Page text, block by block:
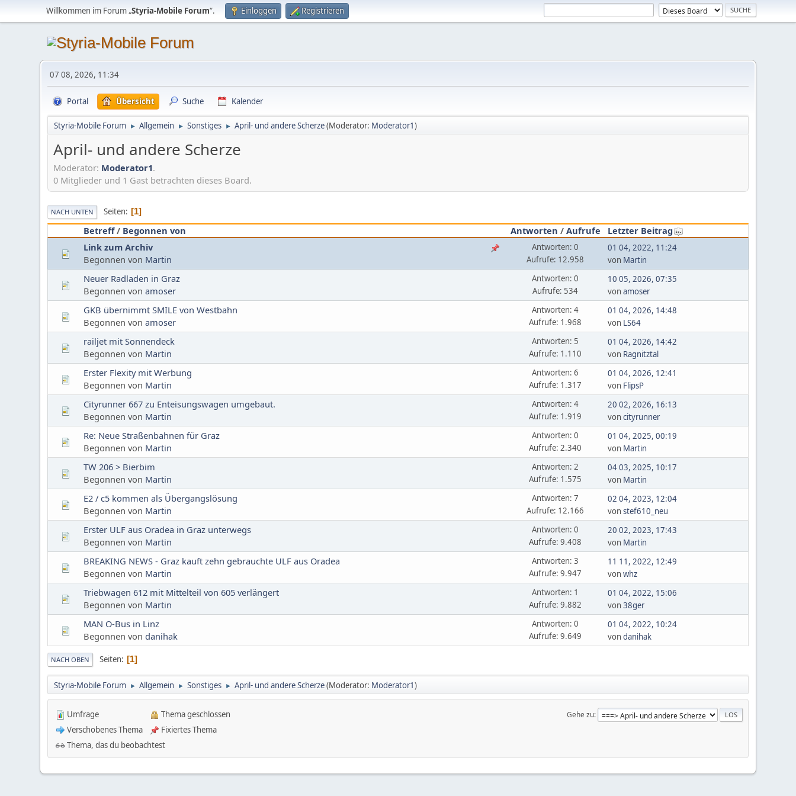
Willkommen im Forum „Styria-Mobile Forum“. Einloggen Registrieren
07 08, 2026, 11:34
Portal Übersicht Suche Kalender
Styria-Mobile Forum ► Allgemein ► Sonstiges ► April- und andere Scherze(Moderator: Moderator1)
April- und andere Scherze
Moderator: Moderator1.
0 Mitglieder und 1 Gast betrachten dieses Board.
NACH UNTEN Seiten 1
Betreff/ Begonnen von Antworten / Aufrufe
Letzter Beitrag
Link zum Archiv
Begonnen von Martin
Antworten: 0
Aufrufe: 12.958
01 04, 2022, 11:24
von Martin
Neuer Radladen in Graz
Begonnen vonamoser
Antworten: 0
Aufrufe: 534
10 05, 2026, 07:35
vonamoser
GKB übernimmt SMILE von Westbahn
Begonnen vonamoser
Antworten: 4
Aufrufe: 1.968
01 04, 2026, 14:48
von LS64
railjet mit Sonnendeck
Begonnen von Martin
Antworten: 5
Aufrufe: 1.110
01 04, 2026, 14:42
von Ragnitztal
Erster Flexity mit Werbung
Begonnen von Martin
Antworten: 6
Aufrufe: 1.317
01 04, 2026, 12:41
von FlipsP
Cityrunner 667 zu Enteisungswagen umgebaut.
Begonnen von Martin
Antworten: 4
Aufrufe: 1.919
20 02, 2026, 16:13
voncityrunner
Re: Neue Straßenbahnen für Graz
Begonnen von Martin
Antworten: 0
Aufrufe: 2.340
01 04, 2025, 00:19
von Martin
TW 206 > Bierbim
Begonnen von Martin
Antworten: 2
Aufrufe: 1.575
04 03, 2025, 10:17
von Martin
E2 / c5 kommen als Übergangslösung
Begonnen von Martin
Antworten: 7
Aufrufe: 12.166
02 04, 2023, 12:04
vonstef610_neu
Erster ULF aus Oradea in Graz unterwegs
Begonnen von Martin
Antworten: 0
Aufrufe: 9.408
20 02, 2023, 17:43
von Martin
BREAKING NEWS - Graz kauft zehn gebrauchte ULF aus Oradea
Begonnen von Martin
Antworten: 3
Aufrufe: 9.947
11 11, 2022, 12:49
vonwhz
Triebwagen 612 mit Mittelteil von 605 verlängert
Begonnen von Martin
Antworten: 1
Aufrufe: 9.882
01 04, 2022, 15:06
von38ger
MAN O-Bus in Linz
Begonnen vondanihak
Antworten: 0
Aufrufe: 9.649
01 04, 2022, 10:24
vondanihak
NACH OBEN Seiten 1
Styria-Mobile Forum ► Allgemein ► Sonstiges ► April- und andere Scherze(Moderator: Moderator1)
Gehe zu
Umfrage
Verschobenes Thema
Thema geschlossen
Fixiertes Thema
Thema, das du beobachtest